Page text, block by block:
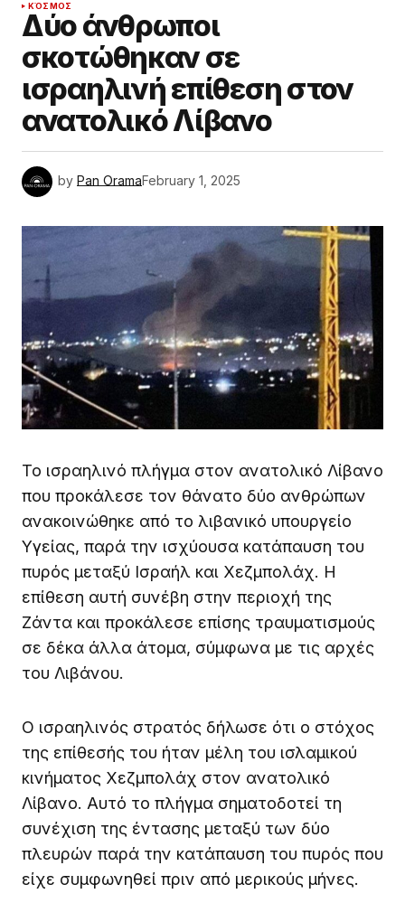
ΚΌΣΜΟΣ
Δύο άνθρωποι
σκοτώθηκαν σε
ισραηλινή επίθεση στον
ανατολικό Λίβανο
by Pan OramaFebruary 1, 2025
Το ισραηλινό πλήγμα στον ανατολικό Λίβανο
που προκάλεσε τον θάνατο δύο ανθρώπων
ανακοινώθηκε από το λιβανικό υπουργείο
Υγείας, παρά την ισχύουσα κατάπαυση του
πυρός μεταξύ Ισραήλ και Χεζμπολάχ. Η
επίθεση αυτή συνέβη στην περιοχή της
Ζάντα και προκάλεσε επίσης τραυματισμούς
σε δέκα άλλα άτομα, σύμφωνα με τις αρχές
του Λιβάνου.
Ο ισραηλινός στρατός δήλωσε ότι ο στόχος
της επίθεσής του ήταν μέλη του ισλαμικού
κινήματος Χεζμπολάχ στον ανατολικό
Λίβανο. Αυτό το πλήγμα σηματοδοτεί τη
συνέχιση της έντασης μεταξύ των δύο
πλευρών παρά την κατάπαυση του πυρός που
είχε συμφωνηθεί πριν από μερικούς μήνες.